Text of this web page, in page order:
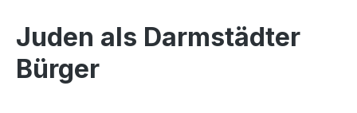
Juden als Darmstädter
Bürger